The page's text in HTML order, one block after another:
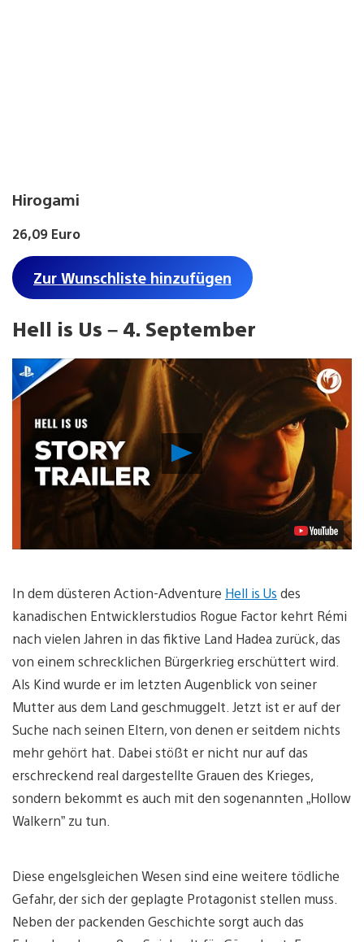
Hirogami
26,09 Euro
Zur Wunschliste hinzufügen
Hell is Us – 4. September
Video
abspielen
In dem düsteren Action-Adventure Hell is Us des
kanadischen Entwicklerstudios Rogue Factor kehrt Rémi
nach vielen Jahren in das fiktive Land Hadea zurück, das
von einem schrecklichen Bürgerkrieg erschüttert wird.
Als Kind wurde er im letzten Augenblick von seiner
Mutter aus dem Land geschmuggelt. Jetzt ist er auf der
Suche nach seinen Eltern, von denen er seitdem nichts
mehr gehört hat. Dabei stößt er nicht nur auf das
erschreckend real dargestellte Grauen des Krieges,
sondern bekommt es auch mit den sogenannten „Hollow
Walkern” zu tun.
Diese engelsgleichen Wesen sind eine weitere tödliche
Gefahr, der sich der geplagte Protagonist stellen muss.
Neben der packenden Geschichte sorgt auch das